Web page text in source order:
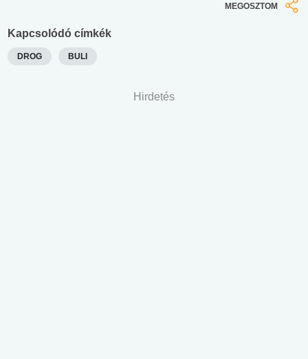
MEGOSZTOM
Kapcsolódó címkék
DROG BULI
Hirdetés